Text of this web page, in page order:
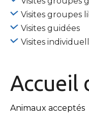
Visites groupes
Visites guidées
Visites
Accueil
Animaux acceptés